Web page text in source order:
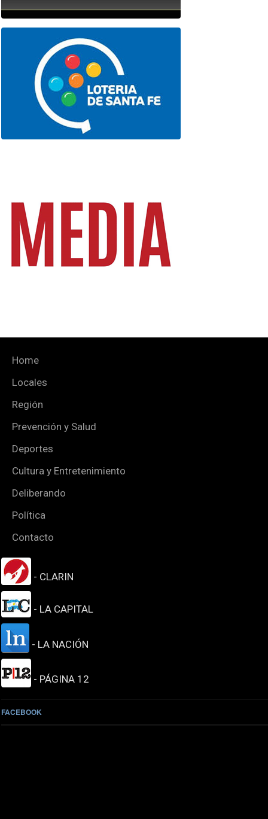
Home
Locales
Región
Prevención y Salud
Deportes
Cultura y Entretenimiento
Deliberando
Política
Contacto
- CLARIN
- LA CAPITAL
- LA NACIÓN
- PÁGINA 12
FACEBOOK